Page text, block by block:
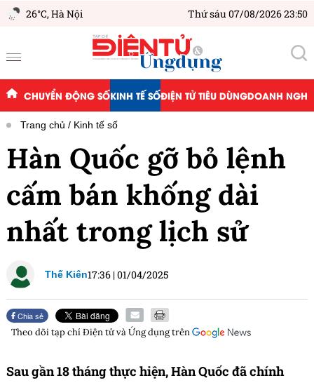
26°C,Hà Nội Thứ sáu 07/08/2026 23:50
CHUYỂN ĐỘNG SỐKINH TẾ SỐĐIỆN TỬ TIÊU DÙNGDOANH
Trang chủ Kinh tế số
Hàn Quốc gỡ bỏ lệnh
cấm bán khống dài
nhất trong lịch sử
Thế Kiên17:36 |01/04/2025
Chia sẻ
Theo dõi tạp chíĐiện tử và Ứng dụngtrên
Sau gần 18 tháng thực hiện, Hàn Quốc đã chính